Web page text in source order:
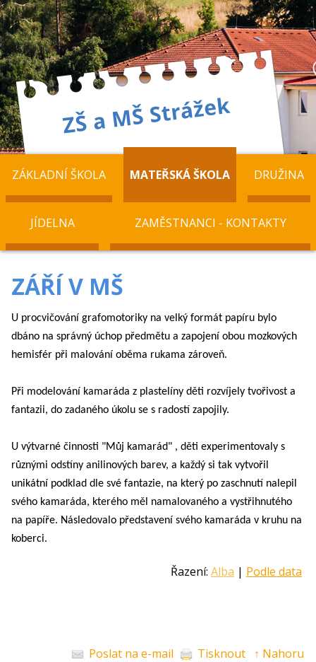
ZÁKLADNÍ ŠKOLA MATEŘSKÁ ŠKOLA DRUŽINA
JÍDELNA ZAMĚSTNANCI - KONTAKTY
ZÁŘÍ V MŠ
U procvičování grafomotoriky na velký formát papíru bylo
dbáno na správný úchop předmětu a zapojení obou mozkových
hemisfér při malování oběma rukama zároveň.
Při modelování kamaráda z plastelíny děti rozvíjely tvořivost a
fantazii, do zadaného úkolu se s radostí zapojily.
U výtvarné činnosti "Můj kamarád" , děti experimentovaly s
různými odstíny anilinových barev, a každý si tak vytvořil
unikátní podklad dle své fantazie, na který po zaschnutí nalepil
svého kamaráda, kterého měl namalovaného a vystřihnutého
na papíře. Následovalo představení svého kamaráda v kruhu na
koberci.
Řazení: Alba | Podle data
Poslat na e-mail Tisknout ↑ Nahoru